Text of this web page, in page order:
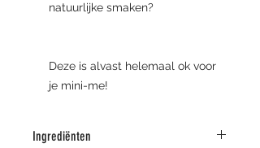
natuurlijke smaken?
Deze is alvast helemaal ok voor
je mini-me!
Ingrediënten